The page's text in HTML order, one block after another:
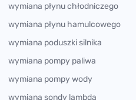
wymiana płynu chłodniczego
wymiana płynu hamulcowego
wymiana poduszki silnika
wymiana pompy paliwa
wymiana pompy wody
wymiana sondy lambda